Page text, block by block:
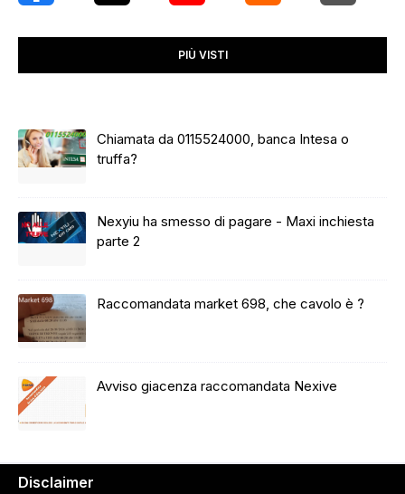
PIÙ VISTI
Chiamata da 0115524000, banca Intesa o
truffa?
Nexyiu ha smesso di pagare - Maxi inchiesta
parte 2
Raccomandata market 698, che cavolo è ?
Avviso giacenza raccomandata Nexive
Disclaimer